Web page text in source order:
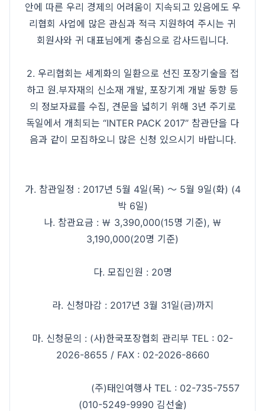
안에 따른 우리 경제의 어려움이 지속되고 있음에도 우
리협회 사업에 많은 관심과 적극 지원하여 주시는 귀
회원사와 귀 대표님에게 충심으로 감사드립니다.
2. 우리협회는 세계화의 일환으로 선진 포장기술을 접
하고 원․부자재의 신소재 개발, 포장기계 개발 동향 등
의 정보자료를 수집, 견문을 넓히기 위해 3년 주기로
독일에서 개최되는 “INTER PACK 2017” 참관단을 다
음과 같이 모집하오니 많은 신청 있으시기 바랍니다.
가. 참관일정 : 2017년 5월 4일(목) ～ 5월 9일(화) (4
박 6일)
나. 참관요금 : ￦ 3,390,000(15명 기준), ￦
3,190,000(20명 기준)
다. 모집인원 : 20명
라. 신청마감 : 2017년 3월 31일(금)까지
마. 신청문의 : (사)한국포장협회 관리부 TEL : 02-
2026-8655 / FAX : 02-2026-8660
(주)태인여행사 TEL : 02-735-7557
(010-5249-9990 김선술)